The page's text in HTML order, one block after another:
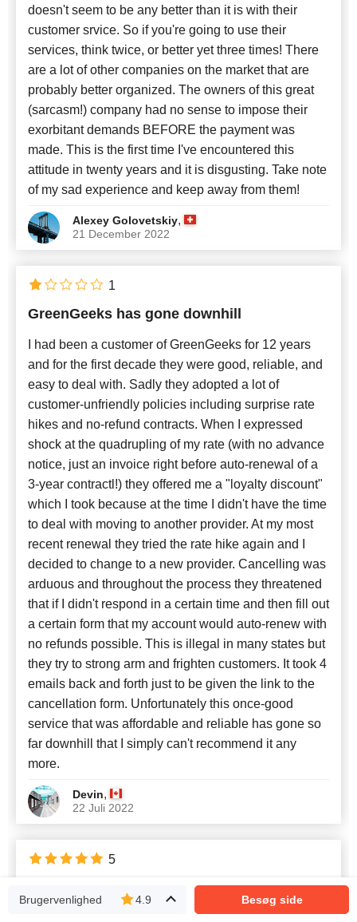
doesn't seem to be any better than it is with their
customer srvice. So if you're going to use their
services, think twice, or better yet three times! There
are a lot of other companies on the market that are
probably better organized. The owners of this great
(sarcasm!) company had no sense to impose their
exorbitant demands BEFORE the payment was
made. This is the first time I've encountered this
attitude in twenty years and it is disgusting. Take note
of my sad experience and keep away from them!
Alexey Golovetskiy,
21 December 2022
GreenGeeks has gone downhill
I had been a customer of GreenGeeks for 12 years
and for the first decade they were good, reliable, and
easy to deal with. Sadly they adopted a lot of
customer-unfriendly policies including surprise rate
hikes and no-refund contracts. When I expressed
shock at the quadrupling of my rate (with no advance
notice, just an invoice right before auto-renewal of a
3-year contractl!) they offered me a "loyalty discount"
which I took because at the time I didn't have the time
to deal with moving to another provider. At my most
recent renewal they tried the rate hike again and I
decided to change to a new provider. Cancelling was
arduous and throughout the process they threatened
that if I didn't respond in a certain time and then fill out
a certain form that my account would auto-renew with
no refunds possible. This is illegal in many states but
they try to strong arm and frighten customers. It took 4
emails back and forth just to be given the link to the
cancellation form. Unfortunately this once-good
service that was affordable and reliable has gone so
far downhill that I simply can't recommend it any
more.
Devin,
22 Juli 2022
1
Best ecofriendly green hosting
Greengeeks outstanding customer service has an
5
Brugervenlighed 4.9 Besøg side